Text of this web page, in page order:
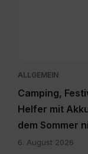
ALLGEMEIN
Camping,
Helfer mit
dem Sommer
6. August 2026